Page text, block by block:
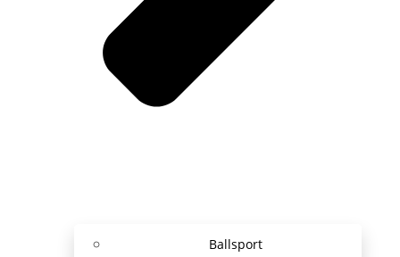
Ballsport